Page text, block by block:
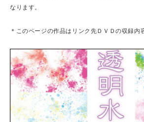
なります。
＊このページの作品はリンク先ＤＶＤの収録内